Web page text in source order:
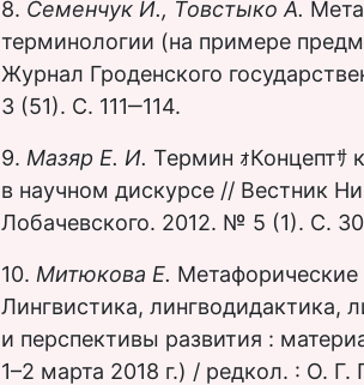
8. Семенчук И., Товстыко А.
терминологии (на примере
Журнал Гроденского
3 (51). С. 111‒114.
9. Мазяр Е. И. Термин ｫКонцептｻ
в научном дискурсе // Вестник
Лобачевского. 2012. № 5 (1). С.
10. Митюкова Е.
Лингвистика, лингводидактика,
и перспективы развития :
1–2 марта 2018 г.) / редкол. : О.